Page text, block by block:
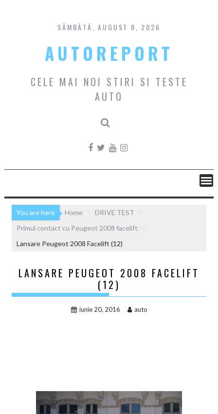
content
SÂMBĂTĂ, AUGUST 8, 2026
AUTOREPORT
CELE MAI NOI STIRI SI TESTE
AUTO
You are here Home
DRIVE TEST
Primul contact cu Peugeot 2008 facelift
Lansare Peugeot 2008 Facelift (12)
LANSARE PEUGEOT 2008 FACELIFT
(12)
iunie 20, 2016 auto